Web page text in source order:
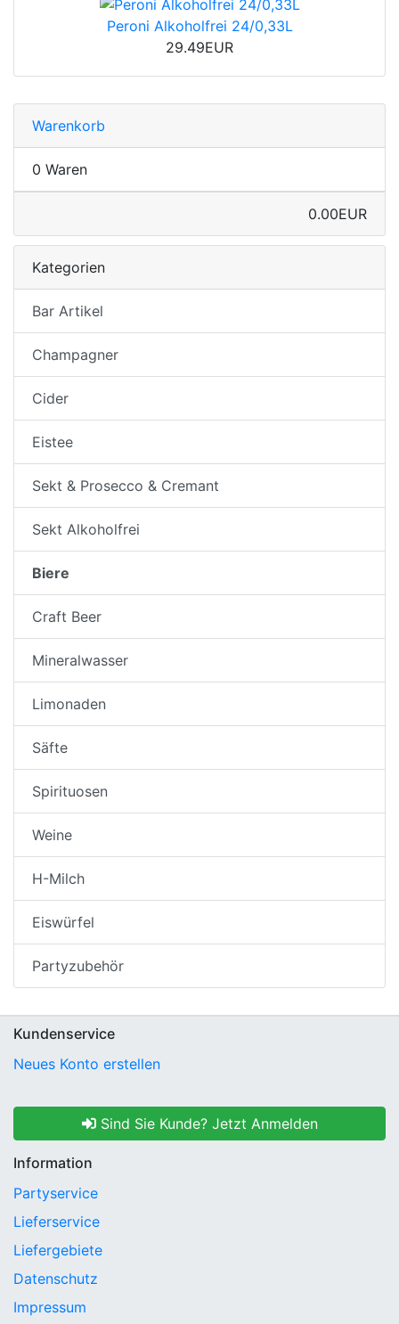
Peroni Alkoholfrei 24/0,33L
29.49EUR
Warenkorb
0 Waren
0.00EUR
Kategorien
Bar Artikel
Champagner
Cider
Eistee
Sekt & Prosecco & Cremant
Sekt Alkoholfrei
Biere
Craft Beer
Mineralwasser
Limonaden
Säfte
Spirituosen
Weine
H-Milch
Eiswürfel
Partyzubehör
Kundenservice
Neues Konto erstellen
Sind Sie Kunde? Jetzt Anmelden
Information
Partyservice
Lieferservice
Liefergebiete
Datenschutz
Impressum